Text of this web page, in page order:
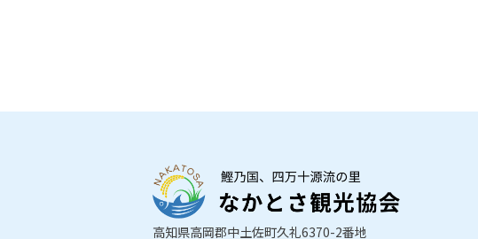
高知県高岡郡中土佐町久礼6370-2番地